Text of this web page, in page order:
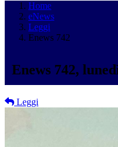
Home
eNews
Leggi
Enews 742
Enews 742,
Leggi